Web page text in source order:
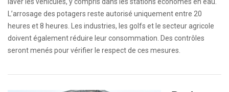
L’arrosage des potagers reste autorisé uniquement entre 20
heures et 8 heures. Les industries, les golfs et le secteur agricole
doivent également réduire leur consommation. Des contrôles
seront menés pour vérifier le respect de ces mesures.